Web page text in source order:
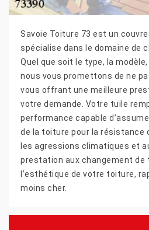
Savoie Toiture 73 est un
spécialise dans le domaine de
Quel que soit le type, la
nous vous promettons de ne
vous offrant une meilleure
votre demande. Votre tuile
performance capable
de la toiture pour la résistance
les agressions climatiques et
prestation aux changement de
l’esthétique de votre toiture,
moins cher.